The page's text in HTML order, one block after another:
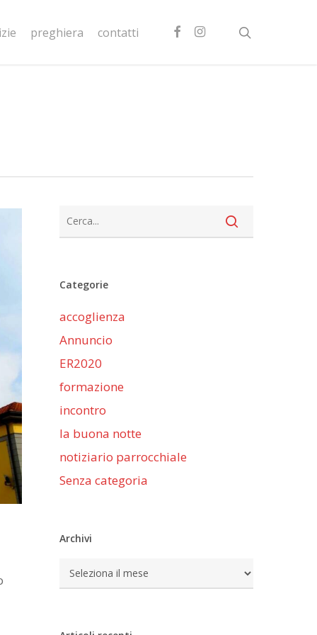
preghiera contatti facebookinstagram
Categorie
accoglienza
Annuncio
ER2020
formazione
incontro
la buona notte
notiziario parrocchiale
Senza categoria
Archivi
Archivi